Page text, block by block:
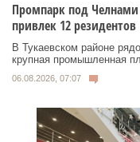
Промпарк под
привлек 12 резидентов
В Тукаевском районе
крупная промышленная
06.08.2026, 07:07